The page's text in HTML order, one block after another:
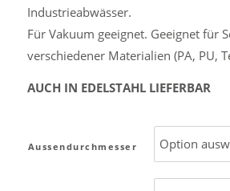
Industrieabwässer.
Für Vakuum geeignet. Geeignet für
verschiedener Materialien (PA, PU,
AUCH IN EDELSTAHL LIEFERBAR
Aussendurchmesser